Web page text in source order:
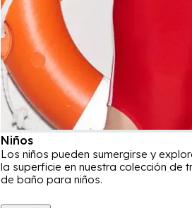
Niños
Los niños pueden sumergirse y
la superficie en nuestra colección de
de baño para niños.